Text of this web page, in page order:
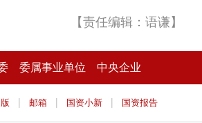
【责任编辑：语谦】
委属事业单位 中央企业
| 邮箱 | 国资小新 | 国资报告